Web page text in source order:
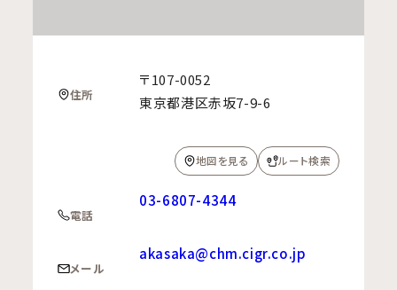
住所
〒107-0052
東京都港区赤坂7-9-6
地図を見る ルート検索
電話
03-6807-4344
メール
akasaka@chm.cigr.co.jp